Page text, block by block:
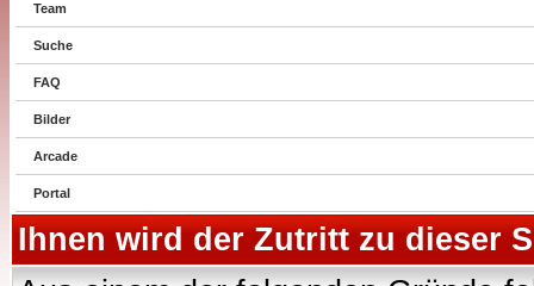
Team
Suche
FAQ
Bilder
Arcade
Portal
Ihnen wird der Zutritt zu dieser